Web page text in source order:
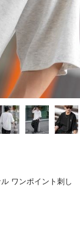
ワンポイント刺し